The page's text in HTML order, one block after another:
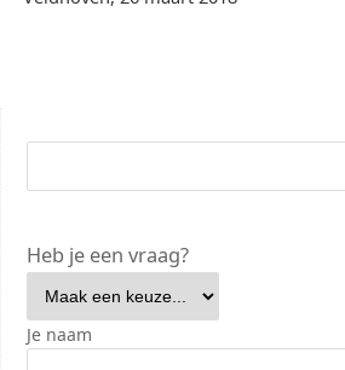
Heb je een vraag?
Je naam